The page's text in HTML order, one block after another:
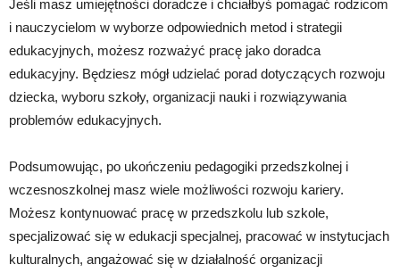
Jeśli masz umiejętności doradcze i chciałbyś pomagać rodzicom
i nauczycielom w wyborze odpowiednich metod i strategii
edukacyjnych, możesz rozważyć pracę jako doradca
edukacyjny. Będziesz mógł udzielać porad dotyczących rozwoju
dziecka, wyboru szkoły, organizacji nauki i rozwiązywania
problemów edukacyjnych.
Podsumowując, po ukończeniu pedagogiki przedszkolnej i
wczesnoszkolnej masz wiele możliwości rozwoju kariery.
Możesz kontynuować pracę w przedszkolu lub szkole,
specjalizować się w edukacji specjalnej, pracować w instytucjach
kulturalnych, angażować się w działalność organizacji